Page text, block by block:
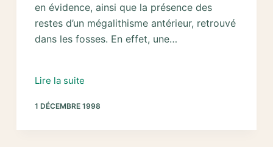
en évidence, ainsi que la présence des
restes d’un mégalithisme antérieur, retrouvé
dans les fosses. En effet, une…
Lire la suite1997-
:
1 DÉCEMBRE 1998